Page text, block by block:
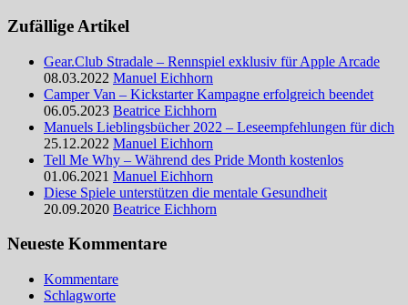
Zufällige Artikel
Gear.Club Stradale – Rennspiel exklusiv für Apple Arcade
08.03.2022 Manuel Eichhorn
Camper Van – Kickstarter Kampagne erfolgreich beendet
06.05.2023 Beatrice Eichhorn
Manuels Lieblingsbücher 2022 – Leseempfehlungen für dich
25.12.2022 Manuel Eichhorn
Tell Me Why – Während des Pride Month kostenlos
01.06.2021 Manuel Eichhorn
Diese Spiele unterstützen die mentale Gesundheit
20.09.2020 Beatrice Eichhorn
Neueste Kommentare
Kommentare
Schlagworte